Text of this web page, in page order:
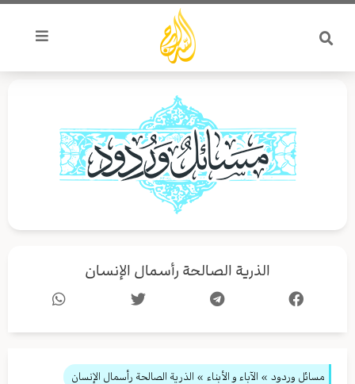
تخطي
المحتوى
الذرية الصالحة رأسمال الإنسان
مسائل وردود » الآباء و الأبناء » الذرية الصالحة رأسمال الإنسان